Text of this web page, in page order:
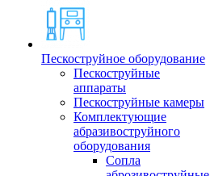
Пескоструйное оборудование
Пескоструйные
аппараты
Пескоструйные камеры
Комплектующие
абразивоструйного
оборудования
Сопла